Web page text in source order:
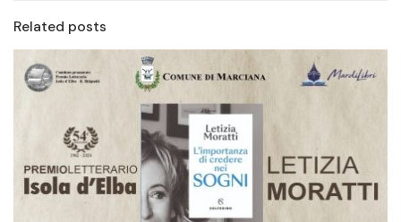
Related posts